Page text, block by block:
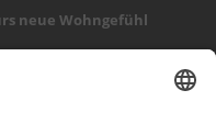
neue Wohngefühl